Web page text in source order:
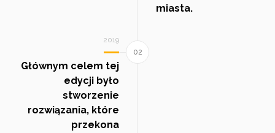
miasta.
2019
Głównym celem tej
edycji było
stworzenie
rozwiązania, które
przekona